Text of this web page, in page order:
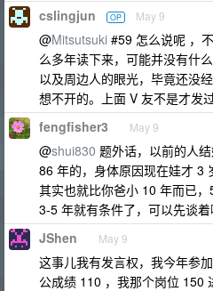
cslingjun OP May 9
@Mitsutsuki #59 怎么说呢 ，
么多年读下来，可能并没有什
以及周边人的眼光，毕竟还没
想不开的。上面 V 友不是才发
fengfisher3 May 9
@shui830 题外话，以前的人
86 年的，身体原因现在娃才 3
其实也就比你爸小 10 年而已
3-5 年就有条件了，可以先谈着
JShen May 9
这事儿我有发言权，我今年参
公成绩 110 ，我那个岗位 150